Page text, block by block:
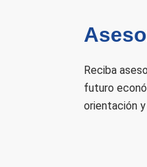
Reciba
futuro
orientación